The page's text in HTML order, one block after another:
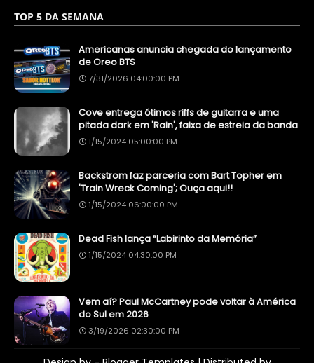
TOP 5 DA SEMANA
Americanas anuncia chegada do lançamento
de Oreo BTS
7/31/2026 04:00:00 PM
Cove entrega ótimos riffs de guitarra e uma
pitada dark em 'Rain', faixa de estreia da banda
1/15/2024 05:00:00 PM
Backstrom faz parceria com Bart Topher em
'Train Wreck Coming'; Ouça aqui!!
1/15/2024 06:00:00 PM
Dead Fish lança “Labirinto da Memória”
1/15/2024 04:30:00 PM
Vem aí? Paul McCartney pode voltar à América
do Sul em 2026
3/19/2026 02:30:00 PM